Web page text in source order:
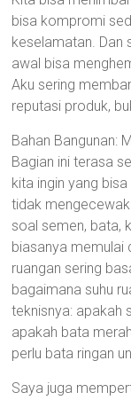
bisa kompromi
keselamatan. Dan
awal bisa
Aku sering
reputasi produk,
Bahan Bangunan:
Bagian ini terasa
kita ingin yang
tidak
soal semen, bata,
biasanya memulai
ruangan sering
bagaimana suhu
teknisnya: apakah
apakah bata
perlu bata ringan
Saya juga